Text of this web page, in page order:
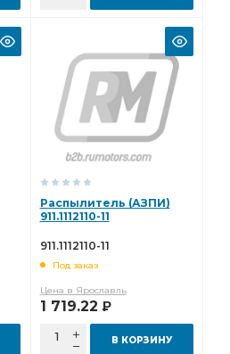
Распылитель (АЗПИ)
911.1112110-11
911.1112110-11
Под заказ
Цена в Ярославль
1 719.22 Р
В КОРЗИНУ